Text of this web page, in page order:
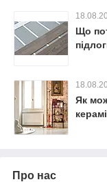
Що
Як
Про нас